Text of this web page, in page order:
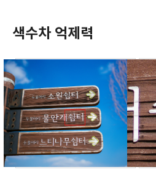
색수차 억제력